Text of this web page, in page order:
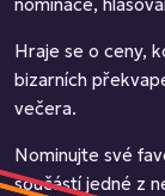
Hraje se o ceny,
bizarních
večera.
Nominujte své
součástí jedné z